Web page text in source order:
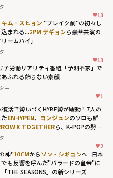
ー
13
キム・スヒョン"ブレイク前"の初々し
まれる...2PM テギョンら豪華共演の
ームハイ」
ー
13
チ労働リアリティ番組「予測不家」で
あふれる飾らない素顔
ー
1
復活で勢いづくHYBE勢が躍動！7人の
ENHYPEN、 ヨンジュンのソロも鮮
X TOGETHERら、K-POPの勢い
立競技場"の熱狂
ー
2
神"10CMからソン・シギョンへ...日本
でも反響を呼んだ"バラードの皇帝"に
THE SEASONS」の新シリーズ